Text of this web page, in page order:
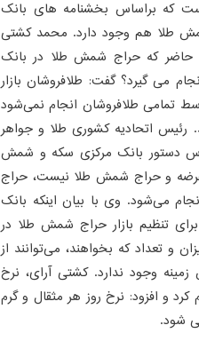
که براساس بخشنامه های بانک
طلا هم وجود دارد. محمد کشتی
حاضر که حراج شمش طلا در بانک
می گیرد؟ گفت: طلافروشان بازار
تمامی طلافروشان انجام نمی‌‌شود
رئیس اتحادیه کشوری طلا و جواهر
دستور بانک مرکزی سکه و شمش
عرضه و حراج شمش طلا نیست، حراج
می‌شود. وی با بیان اینکه بانک
تنظیم بازار حراج شمش طلا در
و تعداد که بخواهند، می‌توانند از
وجود ندارد. کشتی آرای، نرخ
و افزود: نرخ روز هر مثقال و گرم
شود.